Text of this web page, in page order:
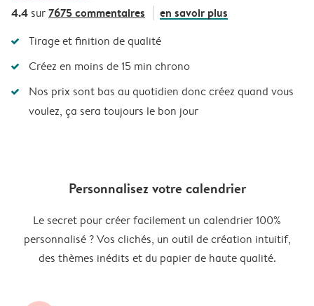
4.4 sur7675 commentaires en savoir plus
Tirage et finition de qualité
Créez en moins de 15 min chrono
Nos prix sont bas au quotidien donc créez quand vous
voulez, ça sera toujours le bon jour
Personnalisez votre calendrier
Le secret pour créer facilement un calendrier 100%
personnalisé ? Vos clichés, un outil de création intuitif,
des thèmes inédits et du papier de haute qualité.